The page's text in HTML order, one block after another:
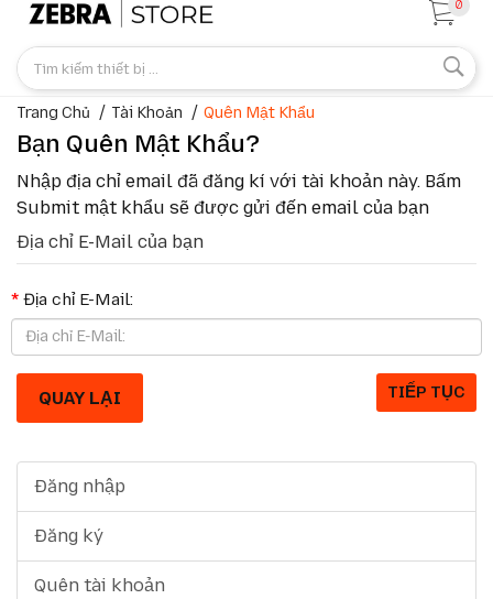
0
Trang Chủ Tài Khoản Quên Mật Khẩu
Bạn Quên Mật Khẩu?
Nhập địa chỉ email đã đăng kí với tài khoản này. Bấm
Submit mật khẩu sẽ được gửi đến email của bạn
Địa chỉ E-Mail của bạn
Địa chỉ E-Mail:
QUAY LẠI
Đăng nhập
Đăng ký
Quên tài khoản